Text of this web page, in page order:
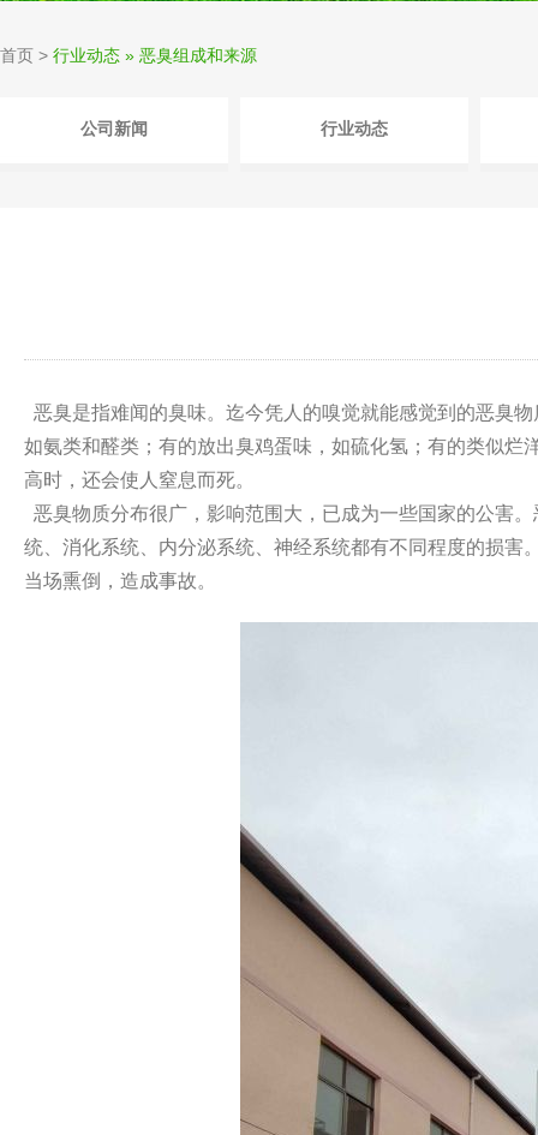
首页 > 行业动态 » 恶臭组成和来源
公司新闻 行业动态
恶臭是指难闻的臭味。迄今凭人的嗅觉就能感觉到的恶臭物
如氨类和醛类；有的放出臭鸡蛋味，如硫化氢 ；有的类似烂
高时，还会使人窒息而死。
恶臭物质分布很广，影响范围大，已成为一些国家的公害
统、消化系统、内分泌系统 、神经系统都有不同程度的损
当场熏倒，造成事故。